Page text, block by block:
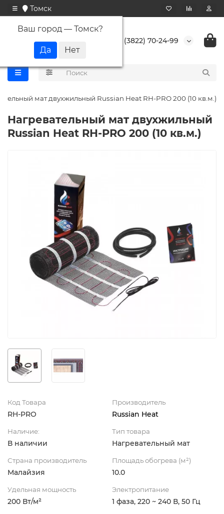
Томск
Ваш город — Томск?
+7 (3822) 70-24-99
мат двухжильный Russian Heat RH-PRO 200 (10 кв.м.)
Нагревательный мат двухжильный
Russian Heat RH-PRO 200 (10 кв.м.)
Код Товара
RH-PRO
Производитель
Russian Heat
Наличие:
В наличии
Тип товара
Нагревательный мат
Страна производитель
Малайзия
Площадь обогрева (м²)
10.0
Удельная мощность
200 Вт/м²
Электропитание
1 фаза, 220 ~ 240 В, 50 Гц